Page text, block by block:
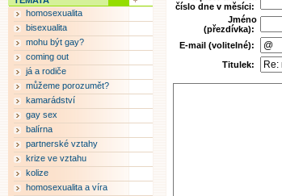
číslo dne v měsíci:
Jméno
(přezdívka):
E-mail (volitelné):
Titulek:
homosexualita
bisexualita
mohu být gay?
coming out
já a rodiče
můžeme porozumět?
kamarádství
gay sex
balírna
partnerské vztahy
krize ve vztahu
kolize
homosexualita a víra